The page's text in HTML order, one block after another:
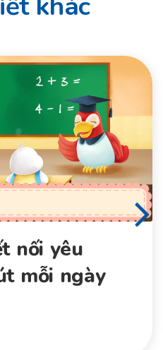
nối yêu
mỗi ngày